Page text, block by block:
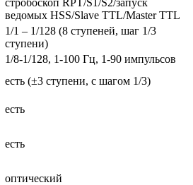
ведомых HSS/Slave TTL/Master TTL
1/1 – 1/128 (8 ступеней, шаг 1/3
ступени)
1/8-1/128, 1-100 Гц, 1-90 импульсов
есть (±3 ступени, с шагом 1/3)
есть
есть
оптический